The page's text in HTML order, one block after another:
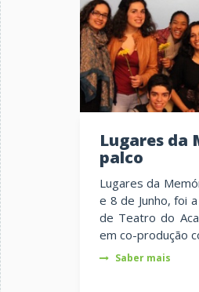
Lugares da Memória subiu a
palco
Lugares da
e 8 de Junho, foi
de Teatro do
em co-produção
Saber mais